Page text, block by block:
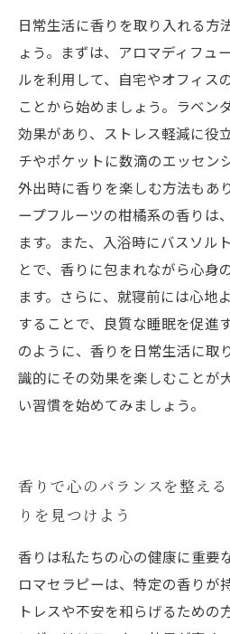
日常生活に香りを取り入れる方
ょう。まずは、アロマディフュ
ルを利用して、自宅やオフィス
ことから始めましょう。ラベン
効果があり、ストレス軽減に役
チやポケットに数滴のエッセン
外出時に香りを楽しむ方法もあ
ープフルーツの柑橘系の香りは
ます。また、入浴時にバスソル
とで、香りに包まれながら心身
ます。さらに、就寝前には心地
することで、良質な睡眠を促進
のように、香りを日常生活に取
識的にその効果を楽しむことが
い習慣を始めてみましょう。
香りで心のバランスを整え
りを見つけよう
香りは私たちの心の健康に重要
ロマセラピーは、特定の香りが
トレスや不安を和らげるための